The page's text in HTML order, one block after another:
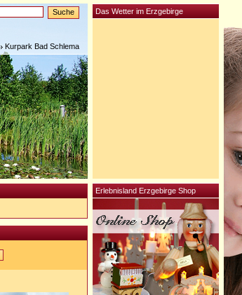
Kurpark Bad Schlema
Erlebnisland Erzgebirge Shop
Das Wetter im Erzgebirge